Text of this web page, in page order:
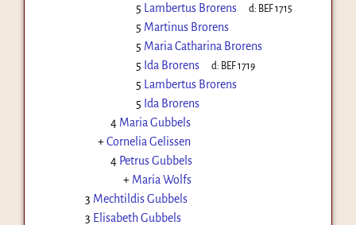
5 Lambertus Brorens d: BEF 1715
5 Martinus Brorens
5 Maria Catharina Brorens
5 Ida Brorens d: BEF 1719
5 Lambertus Brorens
5 Ida Brorens
4 Maria Gubbels
+Cornelia Gelissen
4 Petrus Gubbels
+ Maria Wolfs
3 Mechtildis Gubbels
3 Elisabeth Gubbels